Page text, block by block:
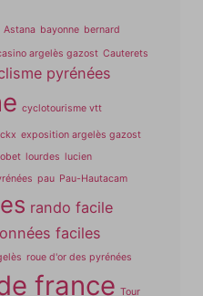
Astana bayonne bernard
argelès gazost Cauterets
pyrénées
cyclotourisme vtt
exposition argelès gazost
lourdes lucien
pau Pau-Hautacam
rando facile
faciles
roue d'or des pyrénées
france Tour